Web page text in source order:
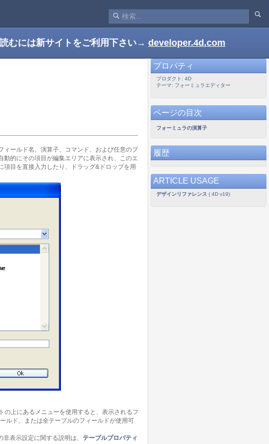
むには新サイトをご利用下さい→ developer.4d.com
ールド名、演算子、コマンド、および任意のプ
的にその項目が編集エリアに表示され、このエ
目を直接入力したり、ドラッグ&ドロップを用
上にあるメニューを使用すると、表示されるフ
ルド、または全テーブルのフィールドが使用可
表示設定に関する説明は、 テーブルプロパティ
プロパティ
プロダクト: 4D
テーマ: フォーミュラエディター
ページの目次
フォーミュラの演算子
履歴
ARTICLE USAGE
デザインリファレンス ( 4D v19)